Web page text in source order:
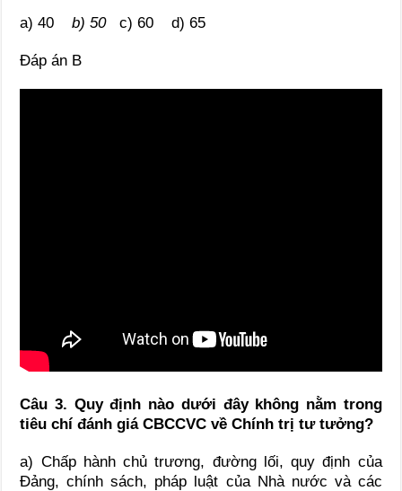
a) 40b) 50c) 60 d) 65
Đáp án B
Câu 3. Quy định nào dưới đây không nằm trong
tiêu chí đánh giá CBCCVC về Chính trị tư tưởng?
a) Chấp hành chủ trương, đường lối, quy định của
Đảng, chính sách, pháp luật của Nhà nước và các